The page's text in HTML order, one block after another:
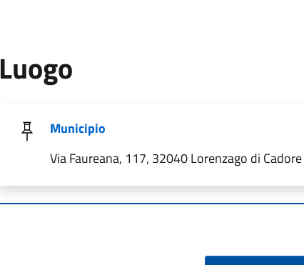
Luogo
Municipio
Via Faureana, 117, 32040 Lorenzago di